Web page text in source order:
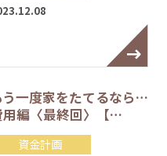
う一度家をたてるなら…
用編〈最終回〉【…
資金計画